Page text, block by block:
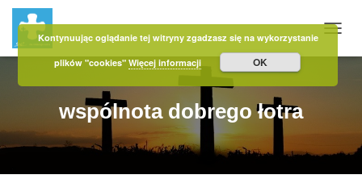
wspólnota dobrego łotra
Kontynuując oglądanie tej witryny zgadzasz się na wykorzystanie
plików "cookies"Więcej informacji OK